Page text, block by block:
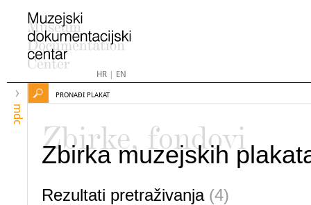
HR| EN
mdc
PRONAĐI PLAKAT
Zbirke, fondovi
Zbirka muzejskih
Rezultati pretraživanja (4)